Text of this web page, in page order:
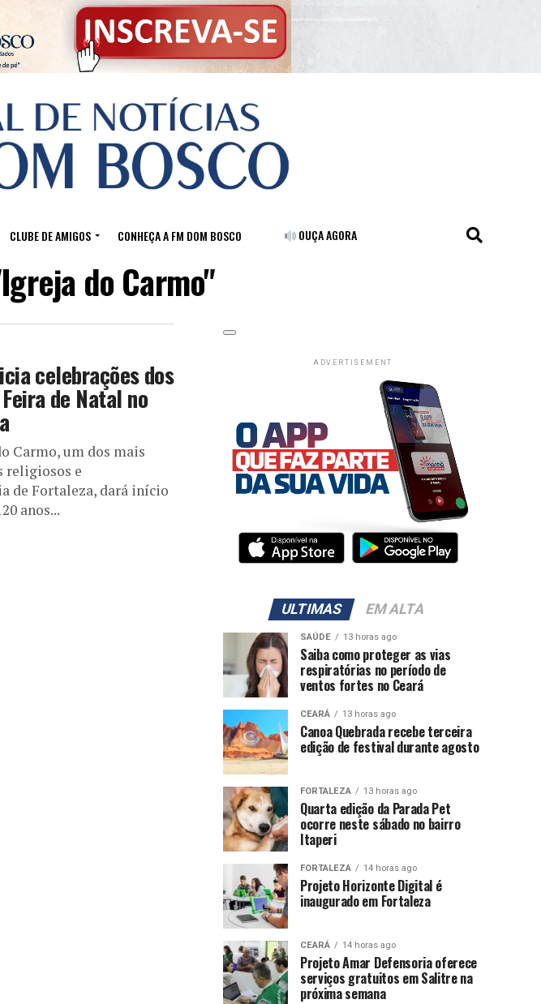
CLUBE DE AMIGOS CONHEÇA A FM DOM BOSCO OUÇA AGORA
do Carmo"
celebrações dos
de Natal no
Carmo, um dos mais
e
de Fortaleza, dará início
anos...
ADVERTISEMENT
ULTIMAS EM ALTA
SAÚDE 13 horas ago
Saiba como proteger as vias
respiratórias no período de
ventos fortes no Ceará
CEARÁ 13 horas ago
Canoa Quebrada recebe terceira
edição de festival durante agosto
FORTALEZA 13 horas ago
Quarta edição da Parada Pet
ocorre neste sábado no bairro
Itaperi
FORTALEZA 14 horas ago
Projeto Horizonte Digital é
inaugurado em Fortaleza
CEARÁ 14 horas ago
Projeto Amar Defensoria oferece
serviços gratuitos em Salitre na
próxima semana